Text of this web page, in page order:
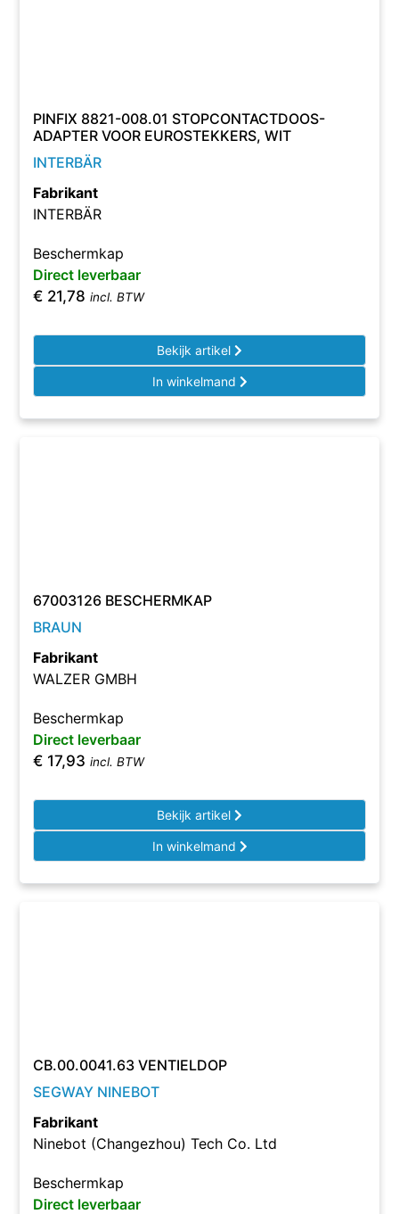
PINFIX 8821-008.01 STOPCONTACTDOOS-
ADAPTER VOOR EUROSTEKKERS, WIT
INTERBÄR
Fabrikant
INTERBÄR
Beschermkap
Direct leverbaar
€ 21,78 incl. BTW
Bekijk artikel
In winkelmand
67003126 BESCHERMKAP
BRAUN
Fabrikant
WALZER GMBH
Beschermkap
Direct leverbaar
€ 17,93 incl. BTW
Bekijk artikel
In winkelmand
CB.00.0041.63 VENTIELDOP
SEGWAY NINEBOT
Fabrikant
Ninebot (Changezhou) Tech Co. Ltd
Beschermkap
Direct leverbaar